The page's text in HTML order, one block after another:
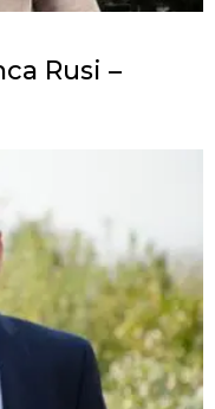
Rusi –